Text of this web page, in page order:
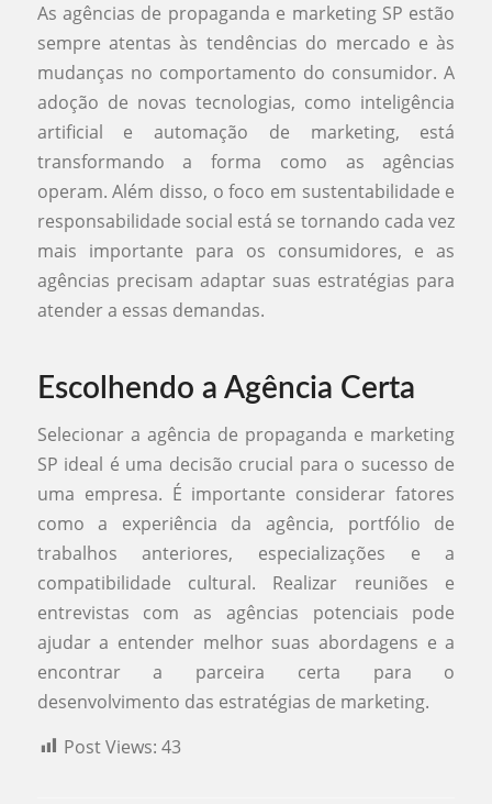
As agências de propaganda e marketing SP estão
sempre atentas às tendências do mercado e às
mudanças no comportamento do consumidor. A
adoção de novas tecnologias, como inteligência
artificial e automação de marketing, está
transformando a forma como as agências
operam. Além disso, o foco em sustentabilidade e
responsabilidade social está se tornando cada vez
mais importante para os consumidores, e as
agências precisam adaptar suas estratégias para
atender a essas demandas.
Escolhendo a Agência Certa
Selecionar a agência de propaganda e marketing
SP ideal é uma decisão crucial para o sucesso de
uma empresa. É importante considerar fatores
como a experiência da agência, portfólio de
trabalhos anteriores, especializações e a
compatibilidade cultural. Realizar reuniões e
entrevistas com as agências potenciais pode
ajudar a entender melhor suas abordagens e a
encontrar a parceira certa para o
desenvolvimento das estratégias de marketing.
Post Views: 43